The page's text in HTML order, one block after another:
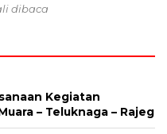
dibaca
Kegiatan
– Teluknaga – Rajeg